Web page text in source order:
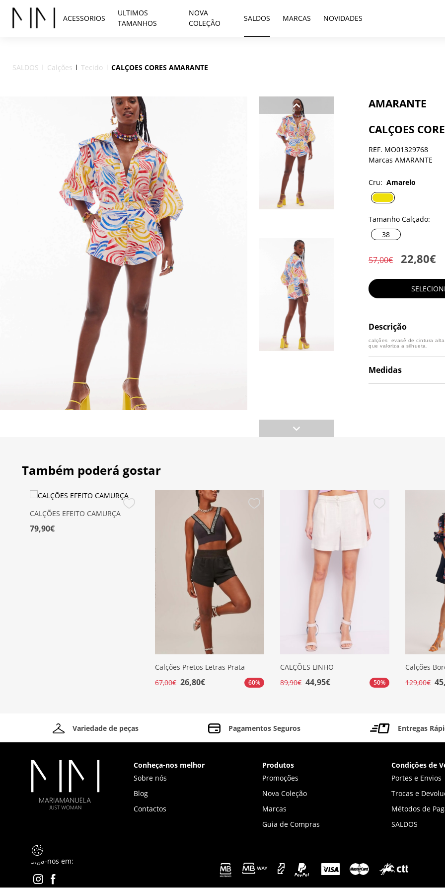
ACESSORIOS
ULTIMOS
TAMANHOS
NOVA
COLEÇÃO
SALDOS MARCAS NOVIDADES
SALDOS Calções Tecido CALÇOES CORES AMARANTE
AMARANTE
CALÇOES
REF. MO01329768
Marcas AMARANTE
Cru: Amarelo
Tamanho Calçado:
38
57,00€ 22,80€
Descrição
calções evasê de cintura
que valoriza a silhueta.
Medidas
Também poderá gostar
CALÇÕES EFEITO CAMURÇA
79,90€
Calções Pretos Letras Prata
67,00€ 26,80€ 60%
CALÇÕES LINHO
89,90€ 44,95€ 50%
Calções
129,00€
Variedade de peças Pagamentos Seguros Entregas
Conheça-nos melhor
Sobre nós
Blog
Contactos
Produtos
Promoções
Nova Coleção
Marcas
Guia de Compras
Condições de
Portes e Envios
Trocas e
Métodos de
SALDOS
Siga-nos em: